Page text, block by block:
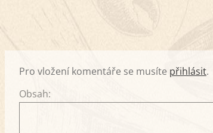
Pro vložení komentáře se musíte přihlásit.
Obsah: